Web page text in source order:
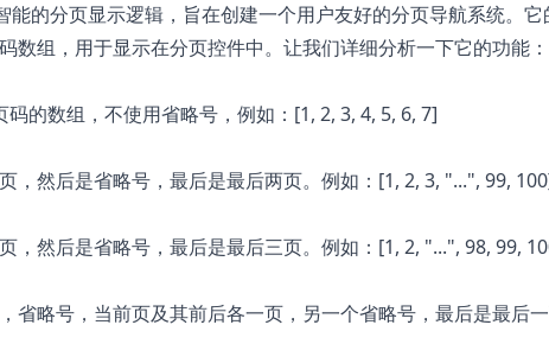
的分页显示逻辑，旨在创建一个用户友好的分页导航系统。它
数组，用于显示在分页控件中。让我们详细分析一下它的功能：
的数组，不使用省略号，例如：[1, 2, 3, 4, 5, 6, 7]
，然后是省略号，最后是最后两页。例如：[1, 2, 3, "...", 99,
，然后是省略号，最后是最后三页。例如：[1, 2, "...", 98, 99,
略号，当前页及其前后各一页，另一个省略号，最后是最后一